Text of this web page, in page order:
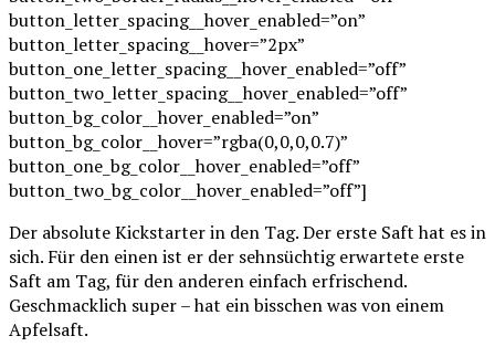
button_letter_spacing__hover_enabled=”on”
button_letter_spacing__hover=”2px”
button_one_letter_spacing__hover_enabled=”off”
button_two_letter_spacing__hover_enabled=”off”
button_bg_color__hover_enabled=”on”
button_bg_color__hover=”rgba(0,0,0,0.7)”
button_one_bg_color__hover_enabled=”off”
button_two_bg_color__hover_enabled=”off”]
Der absolute Kickstarter in den Tag. Der erste Saft hat es in
sich. Für den einen ist er der sehnsüchtig erwartete erste
Saft am Tag, für den anderen einfach erfrischend.
Geschmacklich super – hat ein bisschen was von einem
Apfelsaft.